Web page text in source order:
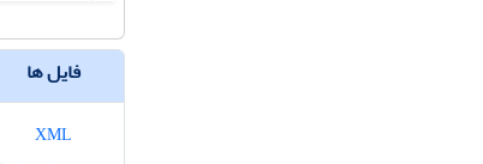
فایل ها